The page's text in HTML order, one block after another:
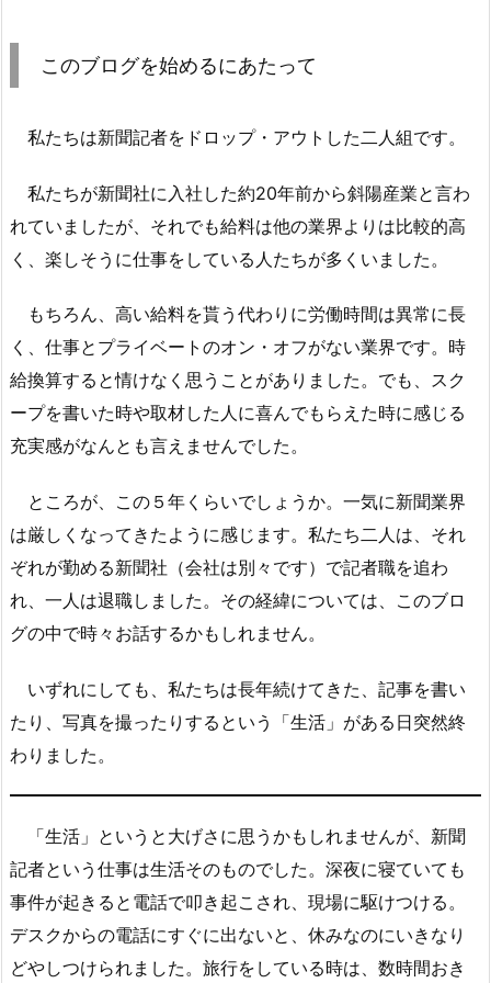
このブログを始めるにあたって
私たちは新聞記者をドロップ・アウトした二人組です。
私たちが新聞社に入社した約20年前から斜陽産業と言わ
れていましたが、それでも給料は他の業界よりは比較的高
く、楽しそうに仕事をしている人たちが多くいました。
もちろん、高い給料を貰う代わりに労働時間は異常に長
く、仕事とプライベートのオン・オフがない業界です。時
給換算すると情けなく思うことがありました。でも、スク
ープを書いた時や取材した人に喜んでもらえた時に感じる
充実感がなんとも言えませんでした。
ところが、この５年くらいでしょうか。一気に新聞業界
は厳しくなってきたように感じます。私たち二人は、それ
ぞれが勤める新聞社（会社は別々です）で記者職を追わ
れ、一人は退職しました。その経緯については、このブロ
グの中で時々お話するかもしれません。
いずれにしても、私たちは長年続けてきた、記事を書い
たり、写真を撮ったりするという「生活」がある日突然終
わりました。
「生活」というと大げさに思うかもしれませんが、新聞
記者という仕事は生活そのものでした。深夜に寝ていても
事件が起きると電話で叩き起こされ、現場に駆けつける。
デスクからの電話にすぐに出ないと、休みなのにいきなり
どやしつけられました。旅行をしている時は、数時間おき